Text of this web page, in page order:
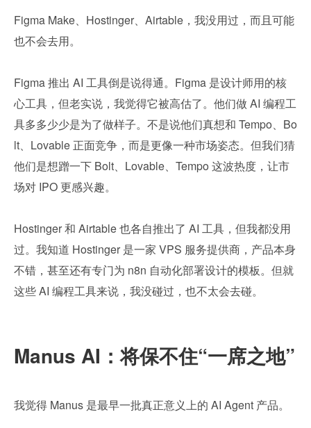
Figma Make、Hostinger、Airtable，我没用过，而且可能
也不会去用。
Figma 推出 AI 工具倒是说得通。Figma 是设计师用的核
心工具，但老实说，我觉得它被高估了。他们做 AI 编程工
具多多少少是为了做样子。不是说他们真想和 Tempo、Bo
lt、Lovable 正面竞争，而是更像一种市场姿态。但我们猜
他们是想蹭一下 Bolt、Lovable、Tempo 这波热度，让市
场对 IPO 更感兴趣。
Hostinger 和 Airtable 也各自推出了 AI 工具，但我都没用
过。我知道 Hostinger 是一家 VPS 服务提供商，产品本身
不错，甚至还有专门为 n8n 自动化部署设计的模板。但就
这些 AI 编程工具来说，我没碰过，也不太会去碰。
Manus AI：将保不住“一席之地”
我觉得 Manus 是最早一批真正意义上的 AI Agent 产品。